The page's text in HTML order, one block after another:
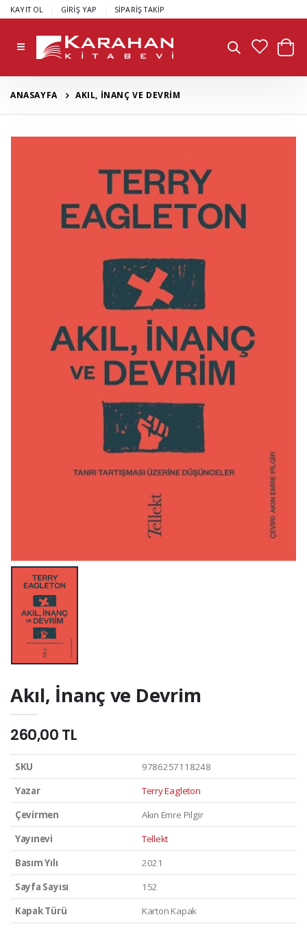
KAYIT OL GİRİŞ YAP SİPARİŞ TAKİP
ANASAYFA AKIL, İNANÇ VE DEVRİM
Akıl, İnanç ve Devrim
260,00 TL
SKU
9786257118248
Yazar
Terry Eagleton
Çevirmen
Akın Emre Pilgir
Yayınevi
Tellekt
Basım Yılı
2021
Sayfa Sayısı
152
Kapak Türü
Karton Kapak